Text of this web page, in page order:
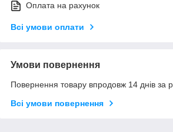
Оплата на рахунок
Всі умови оплати
Умови повернення
Повернення товару впродовж 14 днів за
Всі умови повернення